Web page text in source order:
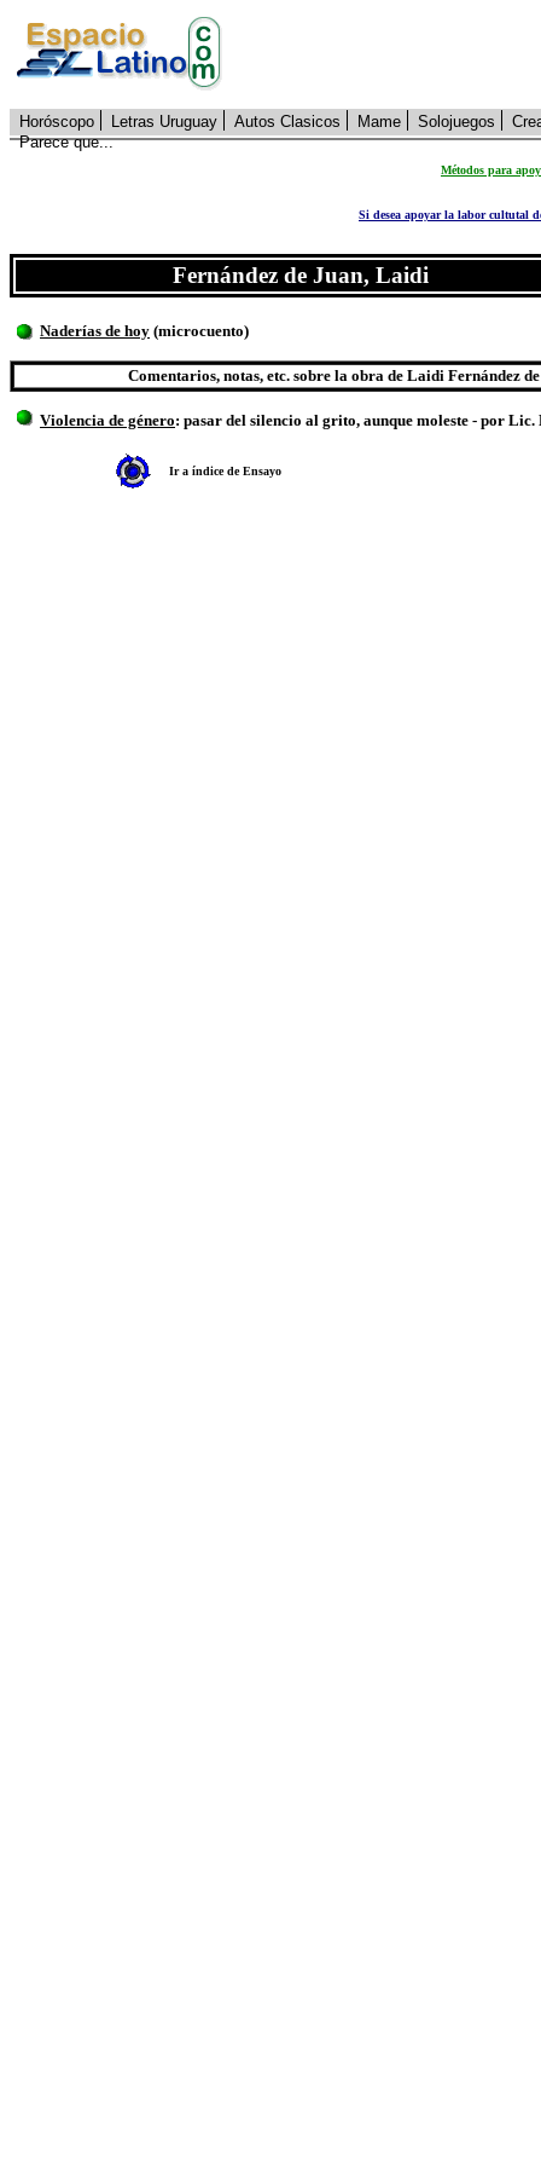
Horóscopo Letras Uruguay Autos Clasicos Mame Solojuegos
Parece que...
Métodos para
Si desea apoyar la labor cultutal
Fernández de Juan, Laidi
Naderías de hoy (microcuento)
Comentarios, notas, etc. sobre la obra de Laidi Fernández
Violencia de género: pasar del silencio al grito, aunque moleste - por Lic.
Ir a índice de Ensayo